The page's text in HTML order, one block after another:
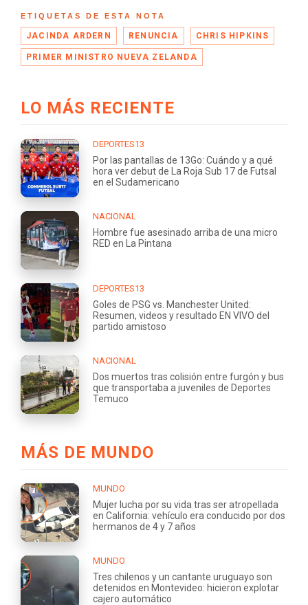
ETIQUETAS DE ESTA NOTA
JACINDA ARDERN RENUNCIA CHRIS HIPKINS
PRIMER MINISTRO NUEVA ZELANDA
LO MÁS RECIENTE
DEPORTES13
Por las pantallas de 13Go: Cuándo y a qué
hora ver debut de La Roja Sub 17 de Futsal
en el Sudamericano
NACIONAL
Hombre fue asesinado arriba de una micro
RED en La Pintana
DEPORTES13
Goles de PSG vs. Manchester United:
Resumen, videos y resultado EN VIVO del
partido amistoso
NACIONAL
Dos muertos tras colisión entre furgón y bus
que transportaba a juveniles de Deportes
Temuco
MÁS DE MUNDO
MUNDO
Mujer lucha por su vida tras ser atropellada
en California: vehículo era conducido por dos
hermanos de 4 y 7 años
MUNDO
Tres chilenos y un cantante uruguayo son
detenidos en Montevideo: hicieron explotar
cajero automático